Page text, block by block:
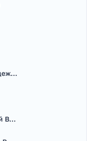
ВПН: безопасный и надежный VPN
Turbo VPN - безопасный ВПН